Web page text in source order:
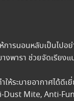
การนอนหลับเป็นไป
รา ช่วยจัดเรียงแน
ห้ระบายอากาศได้ดี
Mite, Anti-